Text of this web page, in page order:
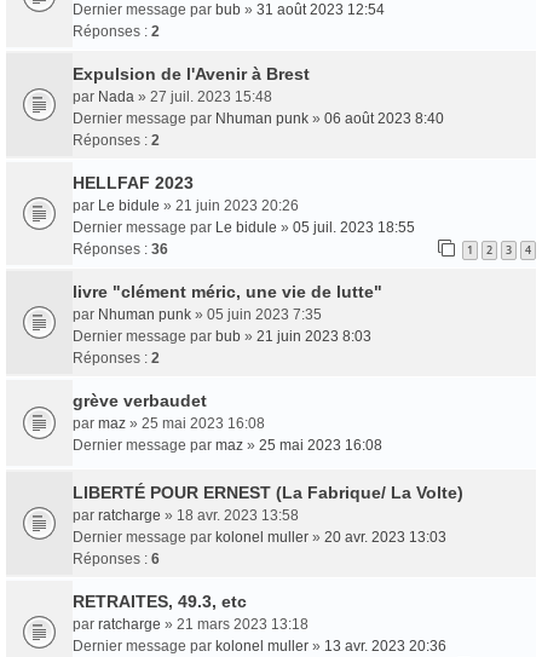
Dernier message par bub » 31 août 2023 12:54
Réponses : 2
Expulsion de l'Avenir à Brest
par Nada » 27 juil. 2023 15:48
Dernier message par Nhuman punk » 06 août 2023 8:40
Réponses : 2
HELLFAF 2023
par Le bidule » 21 juin 2023 20:26
Dernier message par Le bidule » 05 juil. 2023 18:55
Réponses : 36 1 2 3 4
livre "clément méric, une vie de lutte"
par Nhuman punk » 05 juin 2023 7:35
Dernier message par bub » 21 juin 2023 8:03
Réponses : 2
grève verbaudet
par maz » 25 mai 2023 16:08
Dernier message par maz » 25 mai 2023 16:08
LIBERTÉ POUR ERNEST (La Fabrique/ La Volte)
par ratcharge » 18 avr. 2023 13:58
Dernier message par kolonel muller » 20 avr. 2023 13:03
Réponses : 6
RETRAITES, 49.3, etc
par ratcharge » 21 mars 2023 13:18
Dernier message par kolonel muller » 13 avr. 2023 20:36